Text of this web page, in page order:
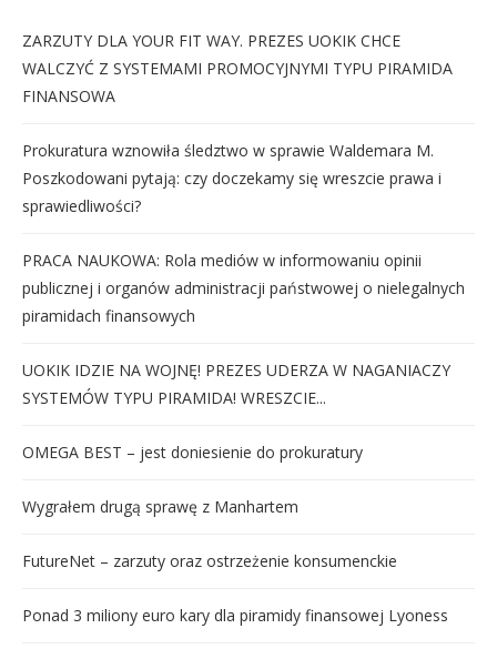
ZARZUTY DLA YOUR FIT WAY. PREZES UOKIK CHCE
WALCZYĆ Z SYSTEMAMI PROMOCYJNYMI TYPU PIRAMIDA
FINANSOWA
Prokuratura wznowiła śledztwo w sprawie Waldemara M.
Poszkodowani pytają: czy doczekamy się wreszcie prawa i
sprawiedliwości?
PRACA NAUKOWA: Rola mediów w informowaniu opinii
publicznej i organów administracji państwowej o nielegalnych
piramidach finansowych
UOKIK IDZIE NA WOJNĘ! PREZES UDERZA W NAGANIACZY
SYSTEMÓW TYPU PIRAMIDA! WRESZCIE...
OMEGA BEST – jest doniesienie do prokuratury
Wygrałem drugą sprawę z Manhartem
FutureNet – zarzuty oraz ostrzeżenie konsumenckie
Ponad 3 miliony euro kary dla piramidy finansowej Lyoness